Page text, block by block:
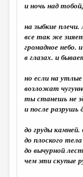
ТРЕДИАКОВСКИЙ
МЕДИА
ВКОНТАКТЕ
и ночь над
на зыбкие
все так же
громадное
в глазах. и
но если на
возложат
ты станешь не
и после разрушь
до груды
до плоского
до вычурной
чем эти скупые